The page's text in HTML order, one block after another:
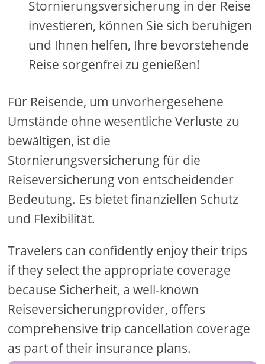
Stornierungsversicherung in der Reise
investieren, können Sie sich beruhigen
und Ihnen helfen, Ihre bevorstehende
Reise sorgenfrei zu genießen!
Für Reisende, um unvorhergesehene
Umstände ohne wesentliche Verluste zu
bewältigen, ist die
Stornierungsversicherung für die
Reiseversicherung von entscheidender
Bedeutung. Es bietet finanziellen Schutz
und Flexibilität.
Travelers can confidently enjoy their trips
if they select the appropriate coverage
because Sicherheit, a well-known
Reiseversicherungprovider, offers
comprehensive trip cancellation coverage
as part of their insurance plans.